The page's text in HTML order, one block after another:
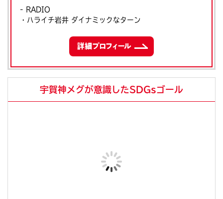
- RADIO
・ハライチ岩井 ダイナミックなターン
宇賀神メグが意識したSDGsゴール